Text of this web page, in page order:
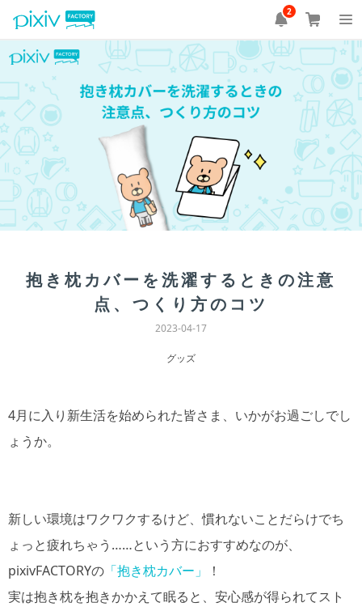
2
抱き枕カバーを洗濯するときの注意
点、つくり方のコツ
2023-04-17
グッズ
4月に入り新生活を始められた皆さま、いかがお過ごしでし
ょうか。
新しい環境はワクワクするけど、慣れないことだらけでち
ょっと疲れちゃう……という方におすすめなのが、
pixivFACTORYの 「抱き枕カバー」
！
実は抱き枕を抱きかかえて眠ると、安心感が得られてスト